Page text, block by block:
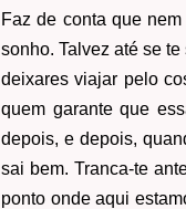
Faz de conta que
sonho. Talvez até se
deixares viajar pelo
quem garante que
depois, e depois,
sai bem. Tranca-te
ponto onde aqui